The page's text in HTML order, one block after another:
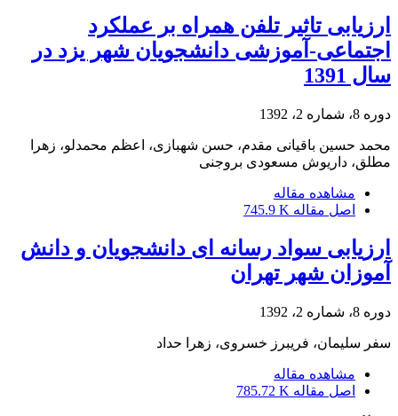
ارزیابی تاثیر تلفن همراه بر عملکرد
اجتماعی-آموزشی دانشجویان شهر یزد در
سال 1391
دوره 8، شماره 2، 1392
محمد حسین باقیانی مقدم، حسن شهبازی، اعظم محمدلو، زهرا
مطلق، داریوش مسعودی بروجنی
مشاهده مقاله
اصل مقاله 745.9 K
ارزیابی سواد رسانه ای دانشجویان و دانش
آموزان شهر تهران
دوره 8، شماره 2، 1392
سفر سلیمان، فریبرز خسروی، زهرا حداد
مشاهده مقاله
اصل مقاله 785.72 K